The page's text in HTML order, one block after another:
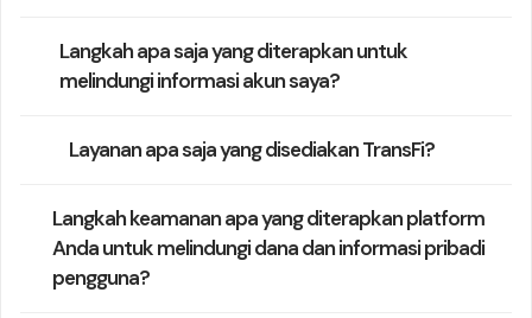
Langkah apa saja yang diterapkan untuk
melindungi informasi akun saya?
Layanan apa saja yang disediakan TransFi?
Langkah keamanan apa yang diterapkan platform
Anda untuk melindungi dana dan informasi pribadi
pengguna?